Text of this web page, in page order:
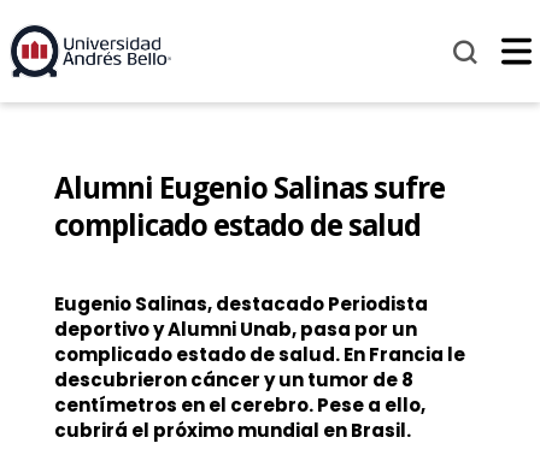
Alumni Eugenio Salinas sufre
complicado estado de salud
Eugenio Salinas, destacado Periodista
deportivo y Alumni Unab, pasa por un
complicado estado de salud. En Francia le
descubrieron cáncer y un tumor de 8
centímetros en el cerebro. Pese a ello,
cubrirá el próximo mundial en Brasil.